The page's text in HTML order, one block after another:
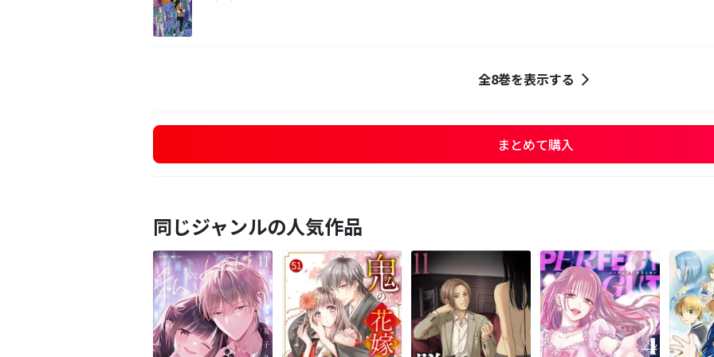
全8巻を表示する
まとめて購入
同じジャンルの人気作品